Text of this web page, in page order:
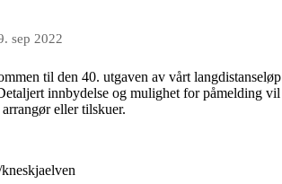
sep 2022
til den 40. utgaven av vårt
innbydelse og mulighet for påmelding
eller tilskuer.